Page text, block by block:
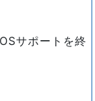
サポートを終